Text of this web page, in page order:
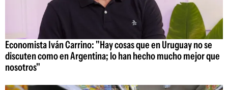
Economista Iván Carrino: "Hay cosas que en Uruguay no se
discuten como en Argentina; lo han hecho mucho mejor que
nosotros"